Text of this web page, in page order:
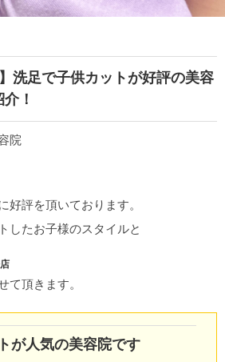
洗足で子供カットが好評の美容
！
院
好評を頂いております。
したお子様のスタイルと
て頂きます。
が人気の美容院です